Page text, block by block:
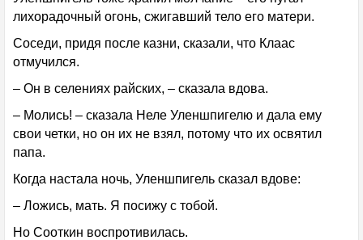
лихорадочный огонь, сжигавший тело его матери.
Соседи, придя после казни, сказали, что Клаас
отмучился.
– Он в селениях райских, – сказала вдова.
– Молись! – сказала Неле Уленшпигелю и дала ему
свои четки, но он их не взял, потому что их освятил
папа.
Когда настала ночь, Уленшпигель сказал вдове:
– Ложись, мать. Я посижу с тобой.
Но Сооткин воспротивилась.